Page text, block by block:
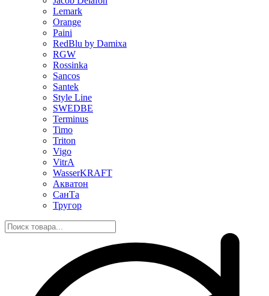
Lemark
Orange
Paini
RedBlu by Damixa
RGW
Rossinka
Sancos
Santek
Style Line
SWEDBE
Terminus
Timo
Triton
Vigo
VitrA
WasserKRAFT
Акватон
СанТа
Тругор